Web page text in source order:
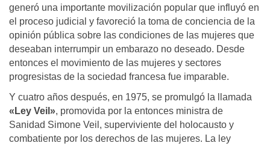
generó una importante movilización popular que influyó en
el proceso judicial y favoreció la toma de conciencia de la
opinión pública sobre las condiciones de las mujeres que
deseaban interrumpir un embarazo no deseado. Desde
entonces el movimiento de las mujeres y sectores
progresistas de la sociedad francesa fue imparable.
Y cuatro años después, en 1975, se promulgó la llamada
«Ley Veil», promovida por la entonces ministra de
Sanidad Simone Veil, superviviente del holocausto y
combatiente por los derechos de las mujeres. La ley